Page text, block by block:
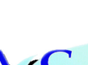
Culture
… ailleurs